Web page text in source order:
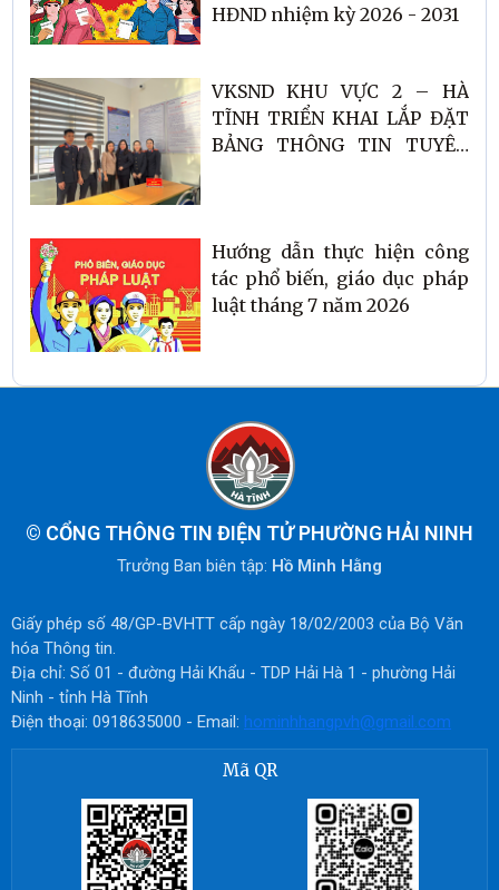
HĐND nhiệm kỳ 2026 - 2031
VKSND KHU VỰC 2 – HÀ
TĨNH TRIỂN KHAI LẮP ĐẶT
BẢNG THÔNG TIN TUYÊN
DÂN SỰ CÔNG ÍCH TẠI UỶ
BAN NHÂN DÂN PHƯỜNG
HẢI NINH
Hướng dẫn thực hiện công
tác phổ biến, giáo dục pháp
luật tháng 7 năm 2026
© CỔNG THÔNG TIN ĐIỆN TỬ PHƯỜNG HẢI NINH
Trưởng Ban biên tập: Hồ Minh Hằng
Giấy phép số 48/GP-BVHTT cấp ngày 18/02/2003 của Bộ Văn
hóa Thông tin.
Địa chỉ: Số 01 - đường Hải Khẩu - TDP Hải Hà 1 - phường Hải
Ninh - tỉnh Hà Tĩnh
Điện thoại: 0918635000 - Email: hominhhangpvh@gmail.com
Mã QR